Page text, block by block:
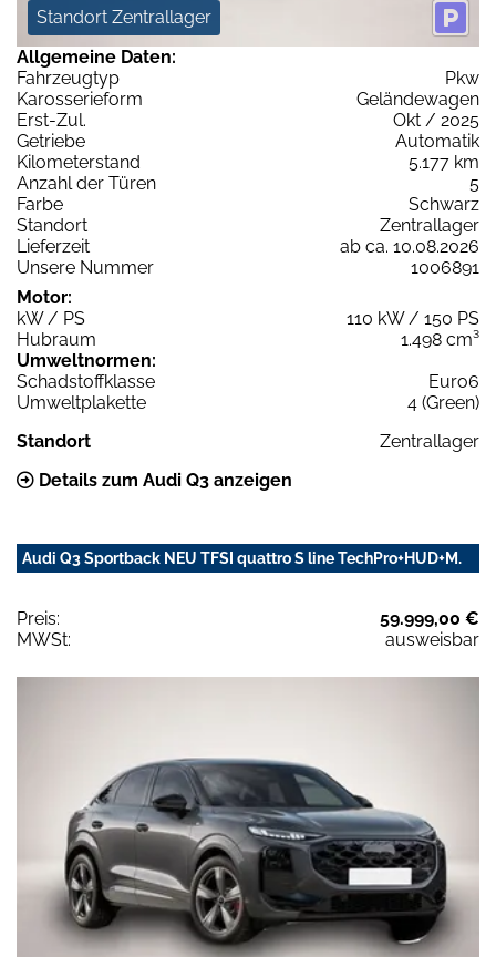
Standort Zentrallager
Allgemeine Daten:
Fahrzeugtyp
Pkw
Karosserieform
Geländewagen
Erst-Zul.
Okt / 2025
Getriebe
Automatik
Kilometerstand
5.177 km
Anzahl der Türen
5
Farbe
Schwarz
Standort
Zentrallager
Lieferzeit
ab ca. 10.08.2026
Unsere Nummer
1006891
Motor:
kW / PS
110 kW / 150 PS
Hubraum
1.498 cm³
Umweltnormen:
Schadstoffklasse
Euro6
Umweltplakette
4 (Green)
Standort
Zentrallager
Details zum Audi Q3 anzeigen
Audi Q3 Sportback NEU TFSI quattro S line TechPro+HUD+M.
Preis:
59.999,00 €
MWSt:
ausweisbar